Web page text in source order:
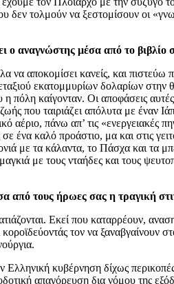
δεν τολμούν να ξεστομίσουν οι
ο αναγνώστης μέσα από το βιβλίο
να αποκομίσει κανείς, και
εκατομμυρίων δολαρίων
καίγονταν. Οι αποφάσεις αυτές
που ταιριάζει απόλυτα με έναν
αέριο, πάνω απ’ τις
σε ένα καλό προάστιο, μα και στις
με τα κάλαντα, το Πάσχα και τα
με τους νταήδες και τους
από τους ήρωες σας η τραγική
Εκεί που καταρρέουν,
τον να
Ελληνική κυβέρνηση δίχως
απαγόρευση δια νόμου της